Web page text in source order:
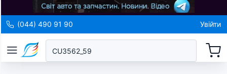
(044) 490 91 90 Увійти